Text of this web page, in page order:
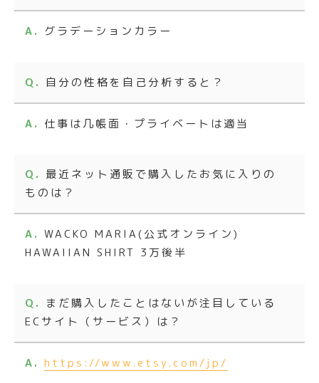
グラデーションカラー
自分の性格を自己分析すると？
仕事は几帳面・プライベートは適当
最近ネット通販で購入したお気に入りの
ものは？
WACKO MARIA(公式オンライン)
HAWAIIAN SHIRT 3万後半
まだ購入したことはないが注目している
ECサイト（サービス）は？
https://www.etsy.com/jp/